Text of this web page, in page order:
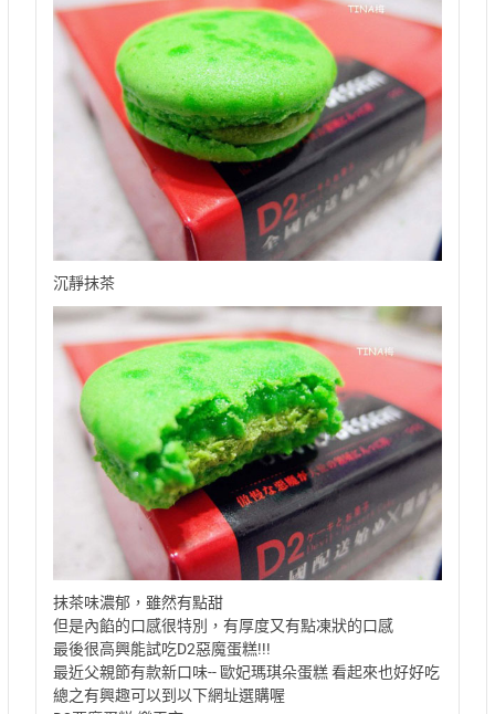
沉靜抹茶
抹茶味濃郁，雖然有點甜
但是內餡的口感很特別，有厚度又有點凍狀的口感
最後很高興能試吃D2惡魔蛋糕!!!
最近父親節有款新口味-- 歐妃瑪琪朵蛋糕 看起來也好好吃
總之有興趣可以到以下網址選購喔